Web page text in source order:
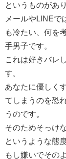
というものがあ
メールやLINEで
も冷たい、何を
手男子です。
これは好きバレ
す。
あなたに優しく
てしまうのを恐
うのです。
そのためそっけ
というような態
もし嫌いでその